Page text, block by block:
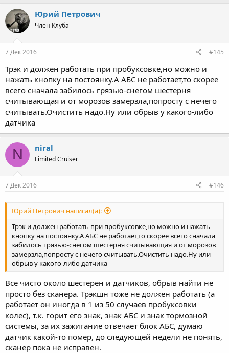
Юрий Петрович
Член Клуба
7 Дек 2016 #145
Трэк и должен работать при пробуксовке,но можно и
нажать кнопку на постоянку.А АБС не работает,то скорее
всего сначала забилось грязью-снегом шестерня
считывающая и от морозов замерзла,попросту с нечего
считывать.Очистить надо.Ну или обрыв у какого-либо
датчика
N niral
Limited Cruiser
7 Дек 2016 #146
Юрий Петрович написал(а):
Трэк и должен работать при пробуксовке,но можно и нажать
кнопку на постоянку.А АБС не работает,то скорее всего сначала
забилось грязью-снегом шестерня считывающая и от морозов
замерзла,попросту с нечего считывать.Очистить надо.Ну или
обрыв у какого-либо датчика
Все чисто около шестерен и датчиков, обрыв найти не
просто без сканера. Трэкшн тоже не должен работать (а
работает он иногда в 1 из 50 случаев пробуксовки
колес), т.к. горит его знак, знак АБС и знак тормозной
системы, за их зажигание отвечает блок АБС, думаю
датчик какой-то помер, до следующей недели не понять,
сканер пока не исправен.